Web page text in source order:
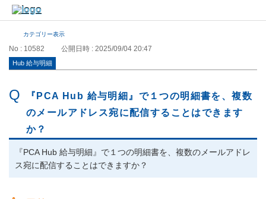
カテゴリー表示
No : 10582 公開日時 : 2025/09/04 20:47
Hub 給与明細
『PCA Hub 給与明細』で１つの明細書を、複数
のメールアドレス宛に配信することはできます
か？
『PCA Hub 給与明細』で１つの明細書を、複数のメールアドレ
ス宛に配信することはできますか？